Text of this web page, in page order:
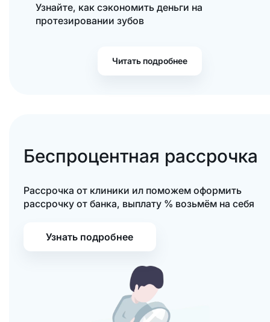
Узнайте, как сэкономить деньги на
протезировании зубов
Читать подробнее
Беспроцентная рассрочка
Рассрочка от клиники ил поможем оформить
рассрочку от банка, выплату % возьмём на себя
Узнать подробнее